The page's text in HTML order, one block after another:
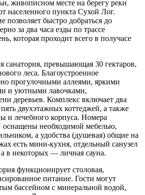
живописном месте на берегу реки
населенного пункта Сухой Лог.
позволяет быстро добраться до
за два часа езды по трассе
которая проходит всего в получасе
санатория, превышающая 30 гектаров,
леса. Благоустроенное
прогулочными аллеями, яркими
и уютными лавочками,
деревьев. Комплекс включает два
двухэтажных коттеджей, а также
и лечебного корпуса. Номера
оснащены необходимой мебелью,
а удобства (душевая) общие на
есть мини-кухня, отдельный санузел
в некоторых — личная сауна.
функционирует столовая,
питание. Гости могут
бассейном с минеральной водой,